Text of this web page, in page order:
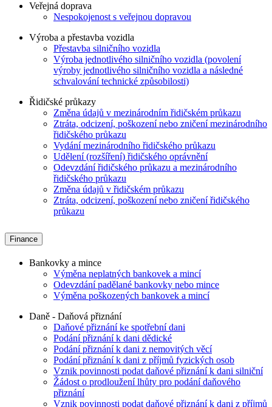
Veřejná doprava
Nespokojenost s veřejnou dopravou
Výroba a přestavba vozidla
Přestavba silničního vozidla
Výroba jednotlivého silničního vozidla (povolení
výroby jednotlivého silničního vozidla a následné
schvalování technické způsobilosti)
Řidičské průkazy
Změna údajů v mezinárodním řidičském průkazu
Ztráta, odcizení, poškození nebo zničení mezinárodního
řidičského průkazu
Vydání mezinárodního řidičského průkazu
Udělení (rozšíření) řidičského oprávnění
Odevzdání řidičského průkazu a mezinárodního
řidičského průkazu
Změna údajů v řidičském průkazu
Ztráta, odcizení, poškození nebo zničení řidičského
průkazu
Finance
Bankovky a mince
Výměna neplatných bankovek a mincí
Odevzdání padělané bankovky nebo mince
Výměna poškozených bankovek a mincí
Daně - Daňová přiznání
Daňové přiznání ke spotřební dani
Podání přiznání k dani dědické
Podání přiznání k dani z nemovitých věcí
Podání přiznání k dani z příjmů fyzických osob
Vznik povinnosti podat daňové přiznání k dani silniční
Žádost o prodloužení lhůty pro podání daňového
přiznání
Vznik povinnosti podat daňové přiznání k dani z příjmů